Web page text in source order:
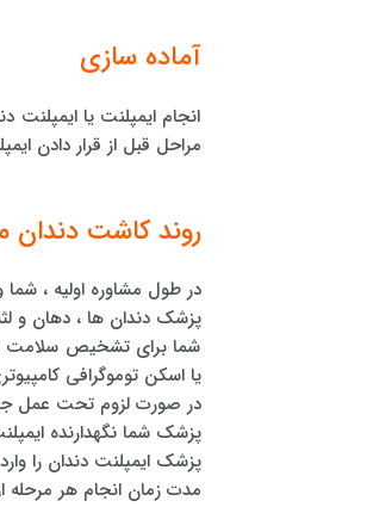
آماده سازی
انجام ایمپلنت یا
مراحل قبل از قرار دادن
روند کاشت دندان
در طول مشاوره اولیه ،
پزشک دندان ها ، دهان و
شما برای تشخیص سلامت
یا اسکن توموگرافی
در صورت لزوم تحت عمل
پزشک شما نگهدارنده
پزشک ایمپلنت دندان را
مدت زمان انجام هر مرحله